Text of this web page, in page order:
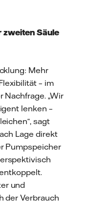
zweiten Säule
Mehr
– im
Nachfrage. „Wir
lenken –
sagt
Lage direkt
Pumpspeicher
und
der Verbrauch